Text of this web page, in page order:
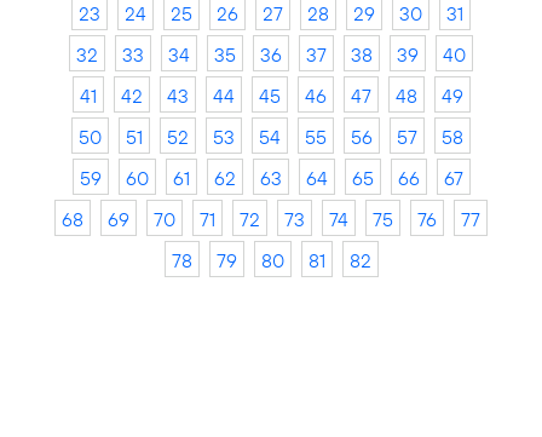
23
24 25 26 27 28 29 30
31
32
33 34 35 36 37 38 39
40
41
42 43 44 45 46 47 48
49
50
51 52 53 54 55 56 57
58
59
60 61 62 63 64 65 66
67
68
69 70 71 72 73 74 75 76
77
78
79 80 81 82